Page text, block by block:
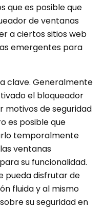
que es posible que
de ventanas
a ciertos sitios web
emergentes para
clave. Generalmente
el bloqueador
motivos de seguridad
es posible que
temporalmente
ventanas
su funcionalidad.
pueda disfrutar de
fluida y al mismo
su seguridad en